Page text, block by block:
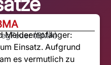
Feuer (BMA)
Meldeempfänger:
Einsatz. Aufgrund
es vermutlich zu